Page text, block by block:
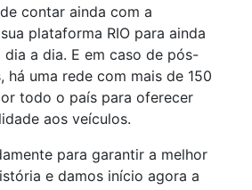
contar ainda com a
plataforma RIO para ainda
a dia. E em caso de pós-
há uma rede com mais de 150
todo o país para oferecer
aos veículos.
para garantir a melhor
e damos início agora a